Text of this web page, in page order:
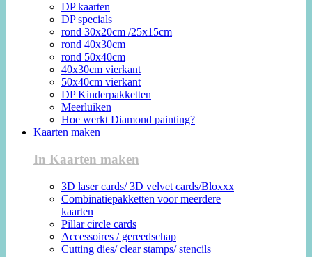
DP kaarten
DP specials
rond 30x20cm /25x15cm
rond 40x30cm
rond 50x40cm
40x30cm vierkant
50x40cm vierkant
DP Kinderpakketten
Meerluiken
Hoe werkt Diamond painting?
Kaarten maken
In Kaarten maken
3D laser cards/ 3D velvet cards/Bloxxx
Combinatiepakketten voor meerdere
kaarten
Pillar circle cards
Accessoires / gereedschap
Cutting dies/ clear stamps/ stencils